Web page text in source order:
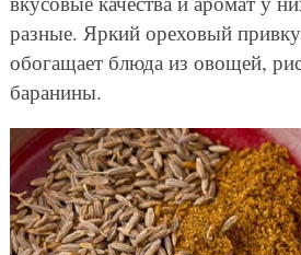
разные. Яркий ореховый
обогащает блюда из овощей,
баранины.